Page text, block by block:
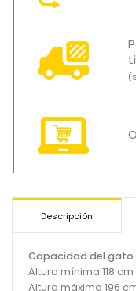
Descripción
Capacidad del gato
Altura mínima 118 cm
Altura máxima 196